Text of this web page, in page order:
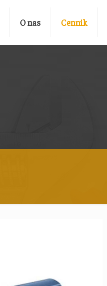
O nas Cennik